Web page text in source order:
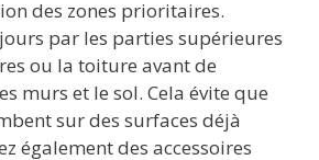
des zones prioritaires.
par les parties supérieures
ou la toiture avant de
murs et le sol. Cela évite que
sur des surfaces déjà
également des accessoires